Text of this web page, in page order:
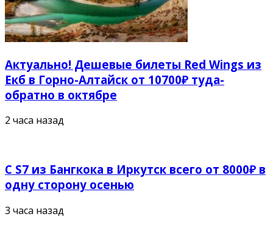
Актуально! Дешевые билеты Red Wings из
Екб в Горно-Алтайск от 10700₽ туда-
обратно в октябре
2 часа назад
С S7 из Бангкока в Иркутск всего от 8000₽ в
одну сторону осенью
3 часа назад